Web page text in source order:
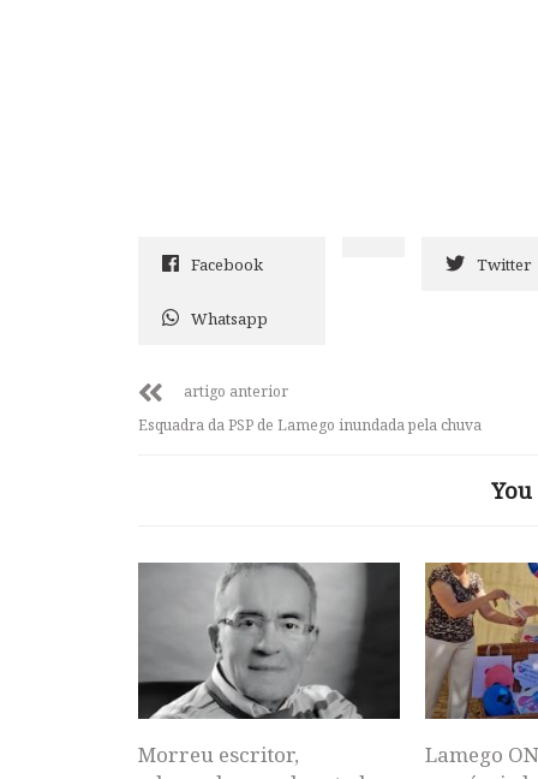
Facebook Twitter
Whatsapp
artigo anterior
Esquadra da PSP de Lamego inundada pela chuva
Morreu escritor,
Lamego